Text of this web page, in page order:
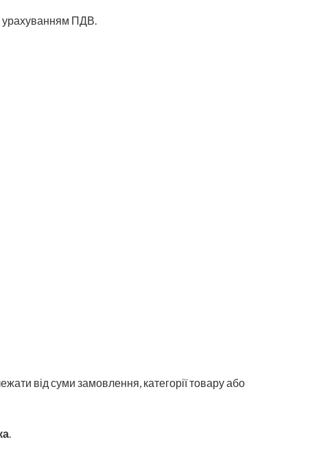
з урахуванням ПДВ.
від суми замовлення, категорії товару або
.